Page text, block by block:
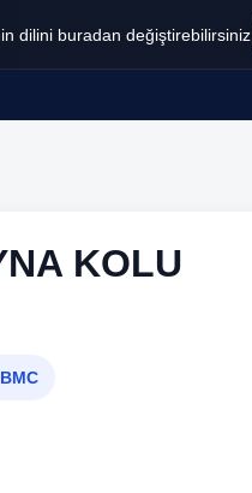
dilini buradan değiştirebilirsiniz.
KOLU
BMC